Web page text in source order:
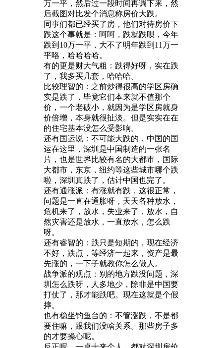
万一平，然后过一段时间再调下来，然
后截图对比发个消息称房价大跌。
同事们都已经买了房，他们对待房价下
跌这个事就是：呵呵，跌就跌呗，今年
跌到10万一平，大不了明年跌到11万一
平咯，哈哈哈哈。
有的更是财大气粗：跌得好呀，实在跌
了，我多买几套，哈哈哈。
比较理智的：之前炒得很高的学区房确
实是跌了，毕竟它们本来就不值那个
价，一个老破小，就因为是学区房就身
价倍增，本身就很扯淡。但是实实在在
的住宅基本没怎么受影响。
还有国运说：不可能大跌的，中国的国
运在这里，深圳是中国制造的一张名
片，也是世界比较有名的大都市，国际
大都市，东京，纽约等这些城市哪个跌
啦，深圳真跌了，估计中国也完了。
还有通涨派：有涨就有跌，这很正常，
问题是一直在通胀呀，天天各种放水，
危机来了，放水，失业来了，放水，自
然灾害还是放水，一直放水，怎么跌
呀。
还有睿智的：跌只是短期的，现在经济
不好，跌点，等经济一起来，资产是最
先涨的，一下子就教你怎么做人。
战争派的观点：别的地方跌没问题，深
圳怎么跌呀，人多地少，除非是中国要
打仗了，那才能跌吧。现在这就是个假
摔。
也有稳坐钓鱼台的：不管涨跌，不是都
要住嘛，跟我们没啥关系。那些房子多
的才要操心呢。